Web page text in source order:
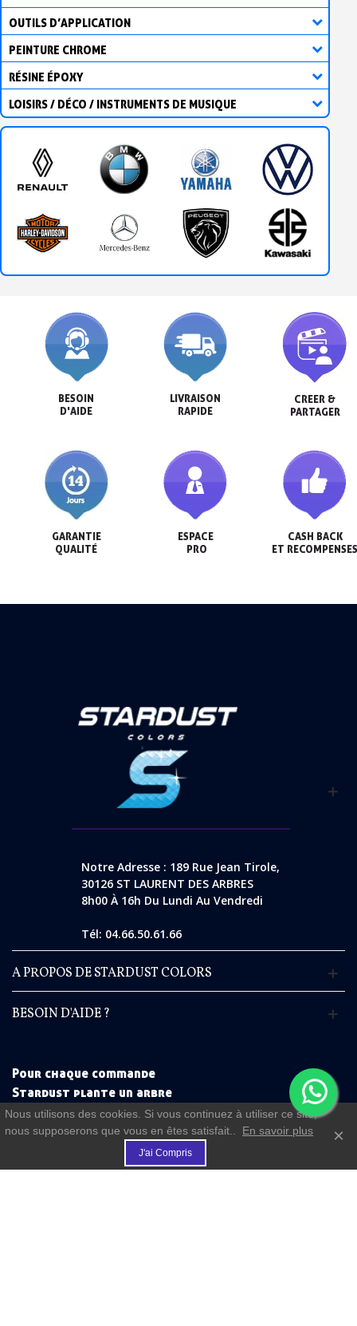
OUTILS D’APPLICATION
PEINTURE CHROME
RÉSINE ÉPOXY
LOISIRS / DÉCO / INSTRUMENTS DE MUSIQUE
BESOIN
D'AIDE
LIVRAISON
RAPIDE
CREER &
PARTAGER
GARANTIE
QUALITÉ
ESPACE
PRO
CASH BACK
ET
Notre Adresse : 189 Rue Jean Tirole,
30126 ST LAURENT DES ARBRES
8h00 À 16h Du Lundi Au Vendredi
Tél: 04.66.50.61.66
A PROPOS DE STARDUST COLORS
BESOIN D'AIDE ?
Pour chaque commande
Stardust plante un arbre
€
Nous utilisons des cookies. Si vous continuez à utiliser ce site,
nous supposerons que vous en êtes satisfait..
En savoir plus
J'ai Compris
×